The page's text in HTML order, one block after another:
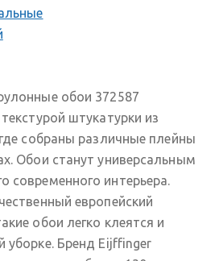
обои 372587
штукатурки из
собраны различные плейны
Обои станут универсальным
современного интерьера.
европейский
обои легко клеятся и
уборке. Бренд Eijffinger